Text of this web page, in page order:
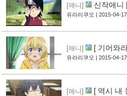
[애니]
신작애니
(BORUTO) [68]
유라리쿠오 | 2015-04-17
[애니]
[ 기어와
개 [32]
유라리쿠오 | 2015-04-17
[애니]
[ 역시 내